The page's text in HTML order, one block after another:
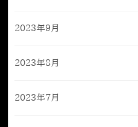
2023年9月
2023年8月
2023年7月